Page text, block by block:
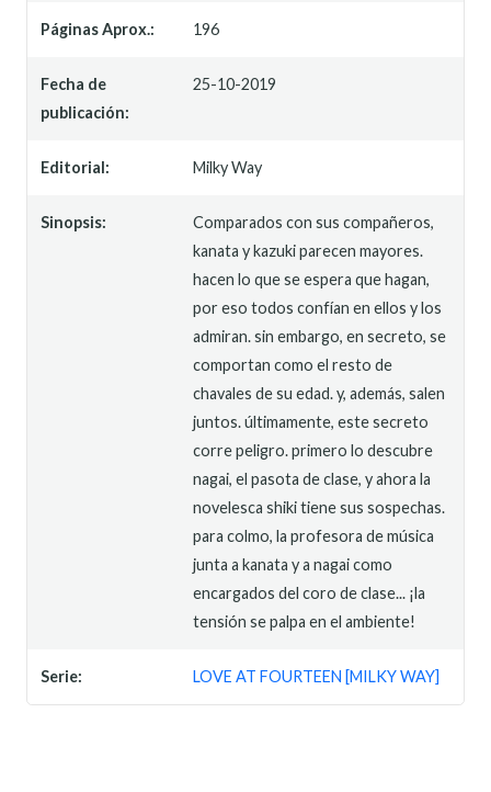
Páginas Aprox.: 196
Fecha de
publicación:
25-10-2019
Editorial: Milky Way
Sinopsis:
Comparados con sus compañeros,
kanata y kazuki parecen mayores.
hacen lo que se espera que hagan,
por eso todos confían en ellos y los
admiran. sin embargo, en secreto, se
comportan como el resto de
chavales de su edad. y, además, salen
juntos. últimamente, este secreto
corre peligro. primero lo descubre
nagai, el pasota de clase, y ahora la
novelesca shiki tiene sus sospechas.
para colmo, la profesora de música
junta a kanata y a nagai como
encargados del coro de clase... ¡la
tensión se palpa en el ambiente!
Serie: LOVE AT FOURTEEN [MILKY WAY]